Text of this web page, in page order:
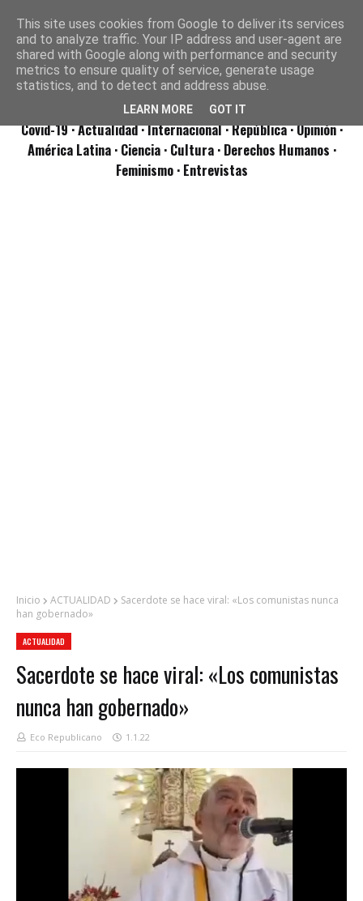
Covid-19· Actualidad· Internacional· República· Opinión·
América Latina · Ciencia · Cultura · Derechos Humanos ·
Feminismo · Entrevistas
Inicio ACTUALIDAD
Sacerdote se hace viral: «Los comunistas nunca
han gobernado»
ACTUALIDAD
Sacerdote se hace viral: «Los comunistas
nunca han gobernado»
Eco Republicano 1.1.22
This site uses cookies from Google to deliver its services
and to analyze traffic. Your IP address and user-agent are
shared with Google along with performance and security
metrics to ensure quality of service, generate usage
statistics, and to detect and address abuse.
LEARN MORE GOT IT